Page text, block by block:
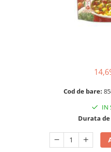
Cod de bare:
IN
Durata